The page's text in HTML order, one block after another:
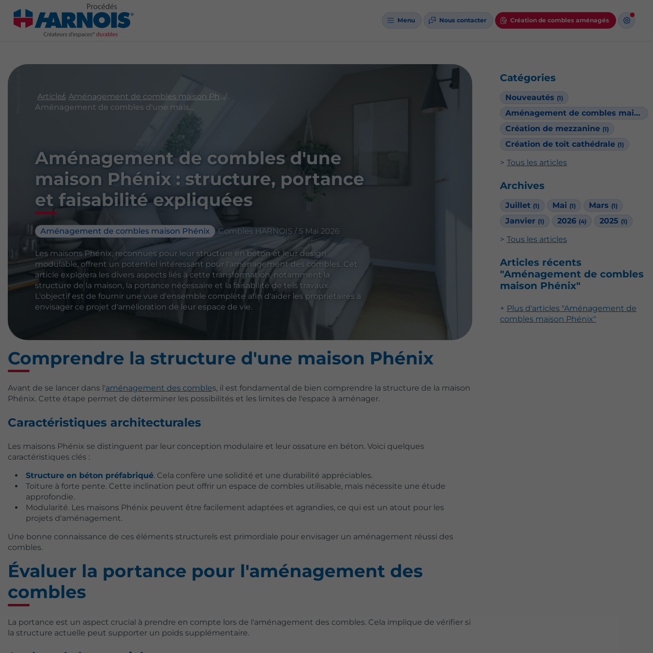
Menu Nous contacter Création de combles aménagés
Catégories
Nouveautés (1)
Aménagement de combles maison Phénix
Création de mezzanine (1)
Création de toit cathédrale (1)
Tous les articles
Archives
Juillet (1) Mai (1) Mars (1)
Janvier (1) 2026 (4) 2025 (1)
Tous les articles
Articles récents
"Aménagement de combles
maison Phénix"
Plus d'articles "Aménagement de
combles maison Phénix"
Articles
Aménagement de combles maison Phénix
Aménagement de combles d'une maison Phénix : structure, portance et faisabilité expliquées
Aménagement de combles d'une
maison Phénix : structure, portance
et faisabilité expliquées
Aménagement de combles maison Phénix Combles HARNOIS / 5 Mai 2026
Les maisons Phénix, reconnues pour leur structure en béton et leur design
modulable, offrent un potentiel intéressant pour l'aménagement des combles. Cet
article explorera les divers aspects liés à cette transformation, notamment la
structure de la maison, la portance nécessaire et la faisabilité de tels travaux.
L'objectif est de fournir une vue d'ensemble complète afin d'aider les propriétaires à
envisager ce projet d'amélioration de leur espace de vie.
Comprendre la structure d'une maison Phénix
Avant de se lancer dans l'aménagement des combles, il est fondamental de bien comprendre la structure de la maison
Phénix. Cette étape permet de déterminer les possibilités et les limites de l'espace à aménager.
Caractéristiques architecturales
Les maisons Phénix se distinguent par leur conception modulaire et leur ossature en béton. Voici quelques
caractéristiques clés :
Structure en béton préfabriqué. Cela confère une solidité et une durabilité appréciables.
Toiture à forte pente. Cette inclination peut offrir un espace de combles utilisable, mais nécessite une étude
approfondie.
Modularité. Les maisons Phénix peuvent être facilement adaptées et agrandies, ce qui est un atout pour les
projets d'aménagement.
Une bonne connaissance de ces éléments structurels est primordiale pour envisager un aménagement réussi des
combles.
Évaluer la portance pour l'aménagement des
combles
La portance est un aspect crucial à prendre en compte lors de l'aménagement des combles. Cela implique de vérifier si
la structure actuelle peut supporter un poids supplémentaire.